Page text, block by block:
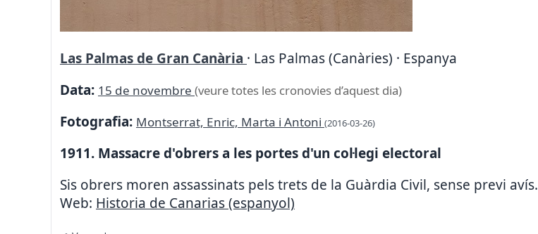
Las Palmas de Gran Canària · Las Palmas (Canàries) · Espanya
Data: 15 de novembre (veure totes les cronovies d’aquest dia)
Fotografia: Montserrat, Enric, Marta i Antoni (2016-03-26)
1911. Massacre d'obrers a les portes d'un col·legi electoral
Sis obrers moren assassinats pels trets de la Guàrdia Civil, sense previ avís.
Web: Historia de Canarias (espanyol)